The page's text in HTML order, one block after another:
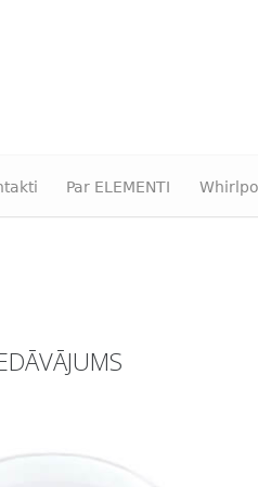
Par ELEMENTI